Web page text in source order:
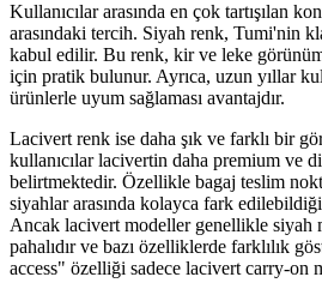
Kullanıcılar arasında en çok tartışılan
arasındaki tercih. Siyah renk, Tumi'nin
kabul edilir. Bu renk, kir ve leke
için pratik bulunur. Ayrıca, uzun yıllar
ürünlerle uyum sağlaması avantajdır.
Lacivert renk ise daha şık ve farklı bir
kullanıcılar lacivertin daha premium ve
belirtmektedir. Özellikle bagaj teslim
siyahlar arasında kolayca fark
Ancak lacivert modeller genellikle siyah
pahalıdır ve bazı özelliklerde farklılık
access" özelliği sadece lacivert carry-on